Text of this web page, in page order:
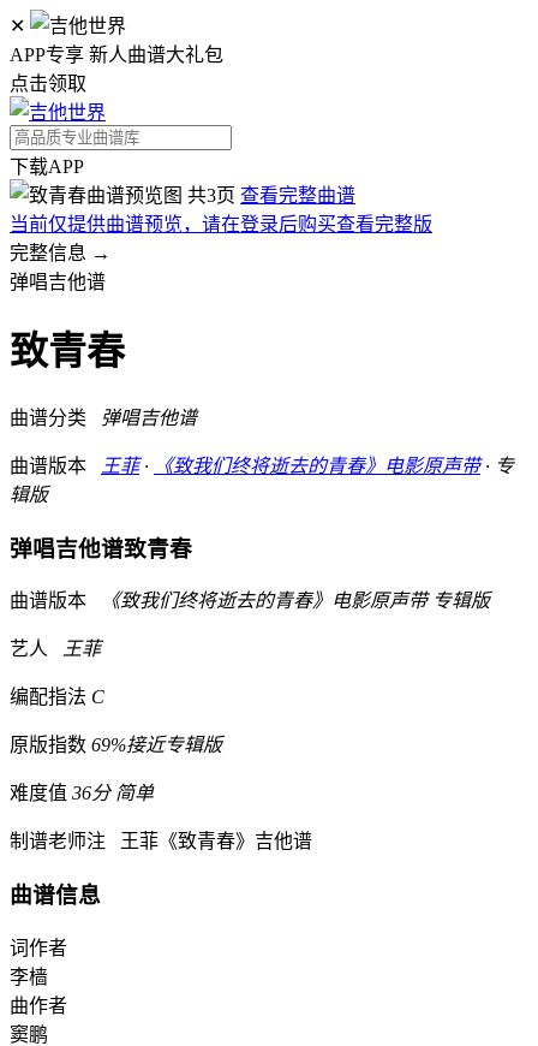
✕
APP专享 新人曲谱大礼包
点击领取
下载APP
共3页 查看完整曲谱
当前仅提供曲谱预览，请在登录后购买查看完整版
完整信息 →
弹唱吉他谱
致青春
曲谱分类 弹唱吉他谱
曲谱版本 王菲· 《致我们终将逝去的青春》电影原声带· 专
辑版
弹唱吉他谱致青春
曲谱版本 《致我们终将逝去的青春》电影原声带 专辑版
艺人 王菲
编配指法 C
原版指数 69%接近专辑版
难度值 36分 简单
制谱老师注 王菲《致青春》吉他谱
曲谱信息
词作者
李樯
曲作者
窦鹏